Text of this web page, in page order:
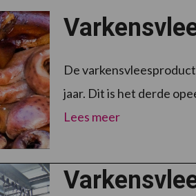
De
jaar. Dit is het derde
Lees meer